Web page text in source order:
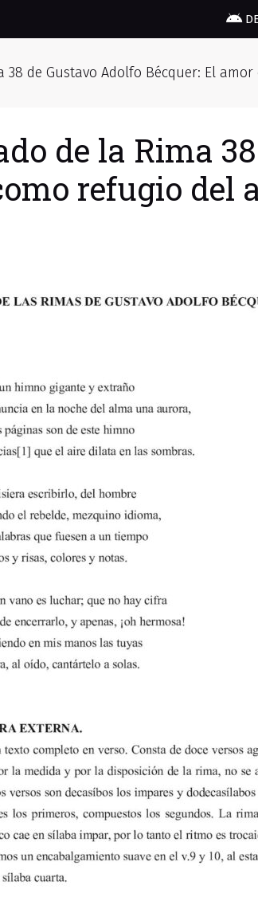
de Gustavo Adolfo Bécquer: El
de la Rima
refugio del